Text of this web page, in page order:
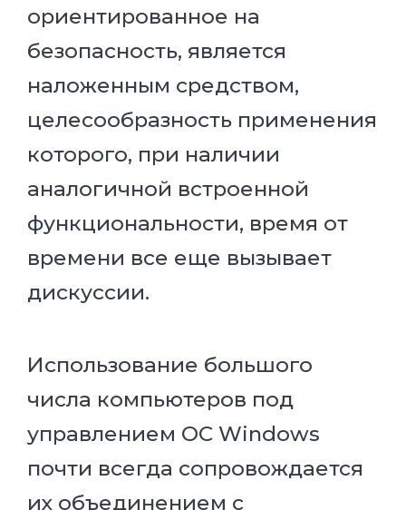
ориентированное на
безопасность, является
наложенным средством,
целесообразность применения
которого, при наличии
аналогичной встроенной
функциональности, время от
времени все еще вызывает
дискуссии.
Использование большого
числа компьютеров под
управлением ОС Windows
почти всегда сопровождается
их объединением с